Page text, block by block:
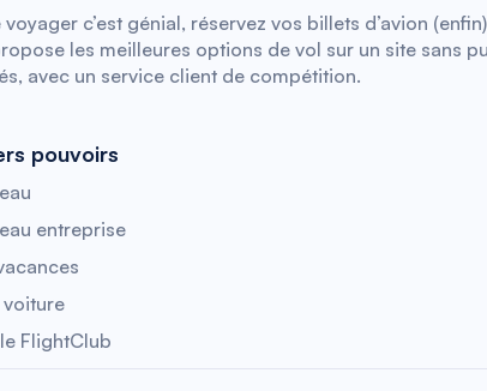
c’est génial, réservez vos billets d’avion
les meilleures options de vol sur un site sans
avec un service client de compétition.
pouvoirs
entreprise
voiture
FlightClub